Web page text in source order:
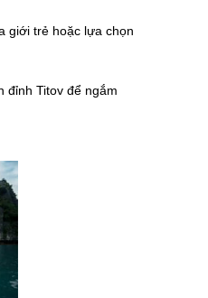
giới trẻ hoặc lựa chọn
đỉnh Titov để ngắm